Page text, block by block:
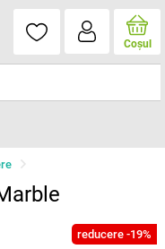
Coşul
reducere -19%